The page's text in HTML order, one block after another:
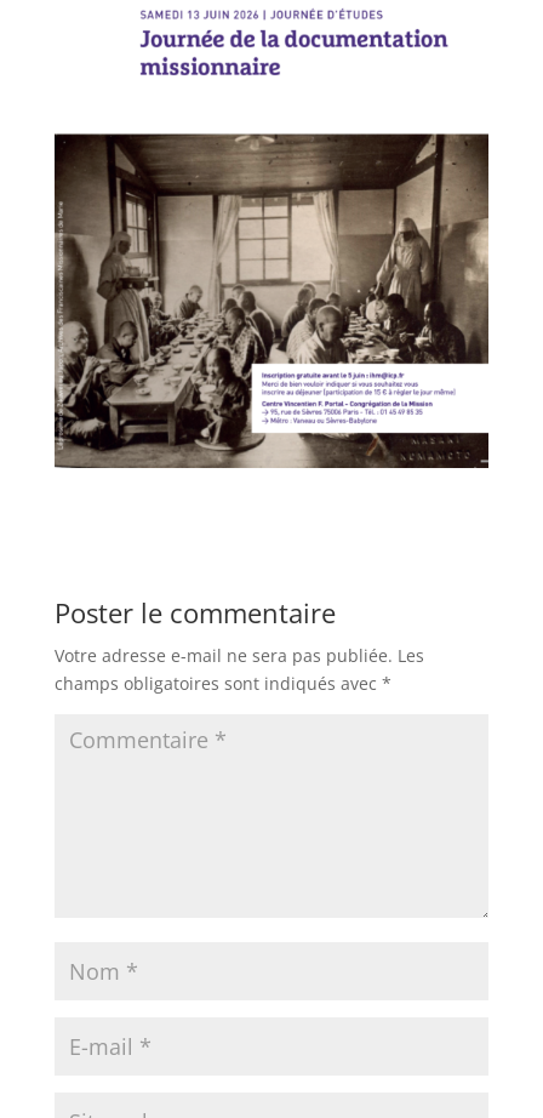
Poster le commentaire
Votre adresse e-mail ne sera pas publiée. Les
champs obligatoires sont indiqués avec *